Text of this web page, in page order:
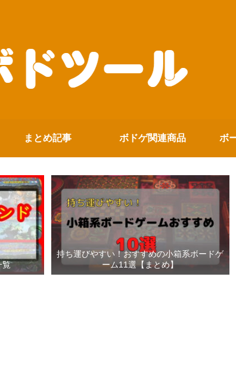
まとめ記事 ボドゲ関連商品 ボ
覧
持ち運びやすい！おすすめの小箱系ボードゲ
ーム11選【まとめ】